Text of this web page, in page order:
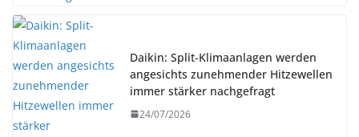
Daikin: Split-Klimaanlagen werden
angesichts zunehmender Hitzewellen
immer stärker nachgefragt
24/07/2026